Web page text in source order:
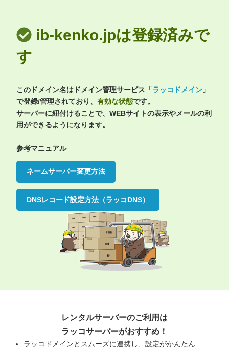
ib-kenko.jpは登録済みで
す
このドメイン名はドメイン管理サービス「ラッコドメイン 」
で登録/管理されており、 有効な状態です。
サーバーに紐付けることで、WEBサイトの表示やメールの利
用ができるようになります。
参考マニュアル
ネームサーバー変更方法
DNSレコード設定方法（ラッコDNS）
レンタルサーバーのご利用は
ラッコサーバーがおすすめ！
ラッコドメインとスムーズに連携し、設定がかんたん